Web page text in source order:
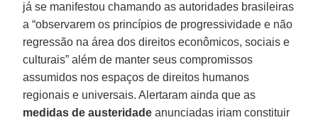
já se manifestou chamando as autoridades brasileiras
a “observarem os princípios de progressividade e não
regressão na área dos direitos econômicos, sociais e
culturais” além de manter seus compromissos
assumidos nos espaços de direitos humanos
regionais e universais. Alertaram ainda que as
medidas de austeridade anunciadas iriam constituir